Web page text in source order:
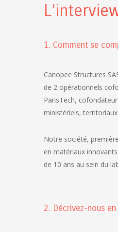
1. Comment se
Canopee Structures
de 2 opérationnels
ParisTech,
ministériels,
Notre société,
en matériaux
de 10 ans au sein du
2. Décrivez-nous